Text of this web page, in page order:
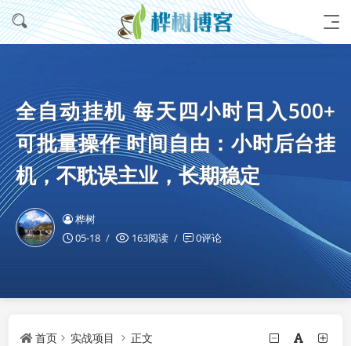
全自动挂机 每天四小时日入500+
可批量操作 时间自由：小时后台挂
机，不耽误主业，长期稳定
桦树
05-18
163阅读 0评论
首页 实战项目 正文